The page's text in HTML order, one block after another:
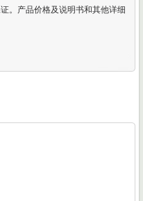
。产品价格及说明书和其他详细